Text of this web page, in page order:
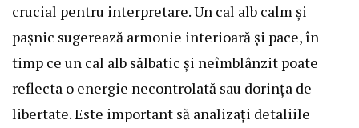
crucial pentru interpretare. Un cal alb calm și
pașnic sugerează armonie interioară și pace, în
timp ce un cal alb sălbatic și neîmblânzit poate
reflecta o energie necontrolată sau dorința de
libertate. Este important să analizați detaliile